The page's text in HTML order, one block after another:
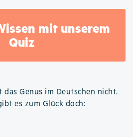
mit unserem
Quiz
das Genus im Deutschen nicht.
es zum Glück doch: